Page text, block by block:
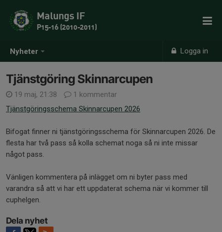
Nyheter Logga in
Malungs IF
P15-16 (2010-2011)
Tjänstgöring Skinnarcupen
19 maj, 21:38
1 kommentar
Tjänstgöringsschema Skinnarcupen 2026
Bifogat finner ni tjänstgöringsschema för Skinnarcupen 2026. De
flesta har två pass så kolla schemat noga så ni inte missar
något pass.
Vänligen kommentera på inlägget om ni byter pass med
varandra så att vi har ett uppdaterat schema när vi kommer till
cuphelgen.
Dela nyhet